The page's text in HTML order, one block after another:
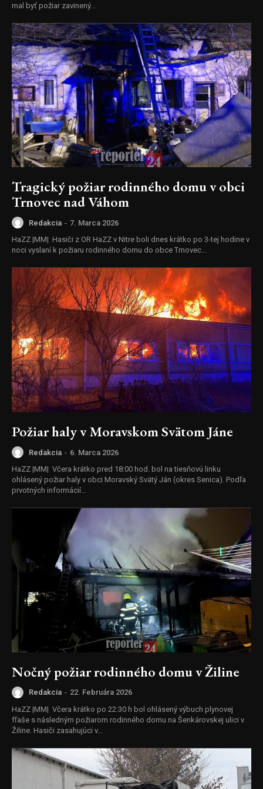
mal byť požiar zavinený...
Tragický požiar rodinného domu v obci
Trnovec nad Váhom
Redakcia - 7. Marca 2026
HaZZ |MM| Hasiči z OR HaZZ v Nitre boli dnes krátko po 3-tej hodine v
noci vyslaní k požiaru rodinného domu do obce Trnovec...
Požiar haly v Moravskom Svätom Jáne
Redakcia - 6. Marca 2026
HaZZ |MM| Včera krátko pred 18:00 hod. bol na tiesňovú linku
ohlásený požiar haly v obci Moravský Svätý Ján (okres Senica). Podľa
prvotných informácií...
Nočný požiar rodinného domu v Žiline
Redakcia - 22. Februára 2026
HaZZ |MM| Včera krátko po 22:30 h bol ohlásený výbuch plynovej
fľaše s následným požiarom rodinného domu na Šenkárovskej ulici v
Žiline. Hasiči zasahujúci v...